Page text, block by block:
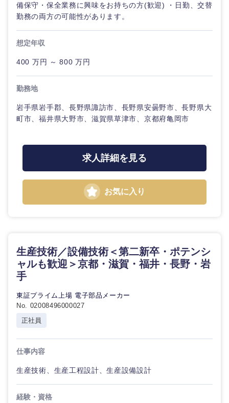
備保守・保全業務に興味をお持ちの方(歓迎) ・日勤、交替
勤務の両方の可能性があります。
想定年収
400 万円 ～ 800 万円
勤務地
岩手県岩手郡、長野県諏訪市、長野県安曇野市、長野県大
町市、福井県大野市、滋賀県草津市、京都府亀岡市
求人詳細を見る
お気に入り
生産技術／設備技術＜第二新卒・ポテンシ
ャルも歓迎＞京都・滋賀・福井・長野・岩
手
東証プライム上場 電子部品メーカー
No. 02008496000027
正社員
仕事内容
生産技術、生産工程設計、生産設備設計
経験・資格